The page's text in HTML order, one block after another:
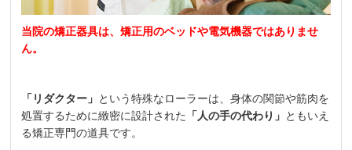
当院の矯正器具は、矯正用のベッドや電気機器ではありませ
ん。
「リダクター」 という特殊なローラーは、身体の関節や筋肉を
処置するために緻密に設計された
「人の手の代わり」 ともいえ
る矯正専門の道具です。